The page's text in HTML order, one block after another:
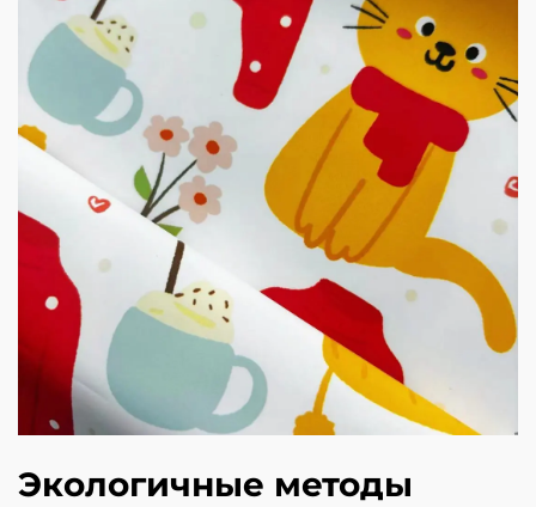
Экологичные методы